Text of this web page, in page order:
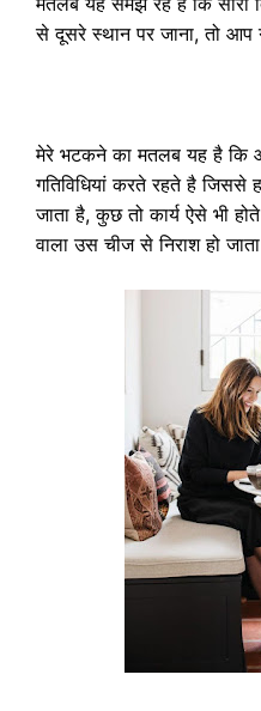
से दूसरे स्थान पर जाना, तो
मेरे भटकने का मतलब यह है कि
गतिविधियां करते रहते है जिससे
जाता है, कुछ तो कार्य ऐसे भी
वाला उस चीज से निराश हो